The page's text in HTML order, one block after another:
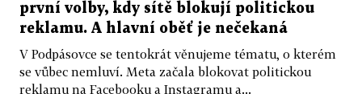
první volby, kdy sítě blokují politickou
reklamu. A hlavní oběť je nečekaná
V Podpásovce se tentokrát věnujeme tématu, o kterém
se vůbec nemluví. Meta začala blokovat politickou
reklamu na Facebooku a Instagramu a...